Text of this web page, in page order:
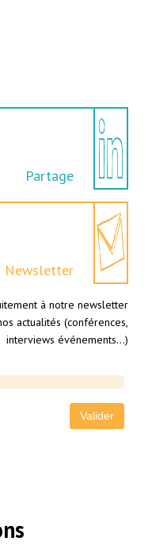
Partage
Newsletter
à notre newsletter
actualités (conférences,
interviews événements…)